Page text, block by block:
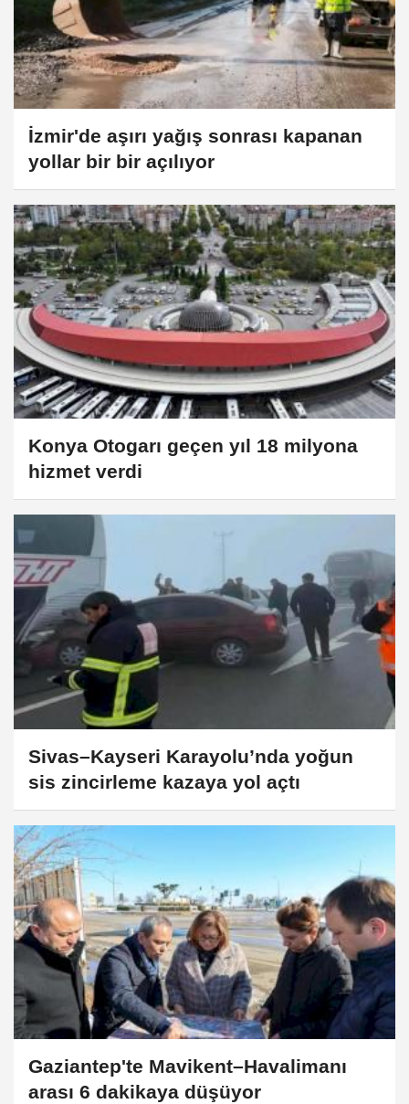
İzmir'de aşırı yağış sonrası kapanan
yollar bir bir açılıyor
Konya Otogarı geçen yıl 18 milyona
hizmet verdi
Sivas–Kayseri Karayolu’nda yoğun
sis zincirleme kazaya yol açtı
Gaziantep'te Mavikent–Havalimanı
arası 6 dakikaya düşüyor